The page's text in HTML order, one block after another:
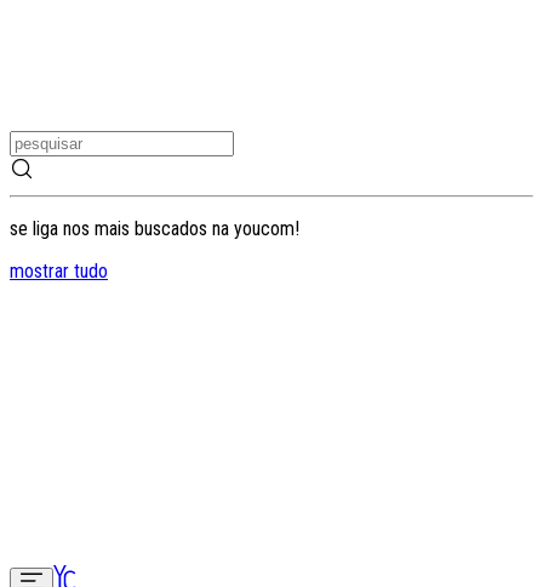
se liga nos mais buscados na youcom!
mostrar tudo